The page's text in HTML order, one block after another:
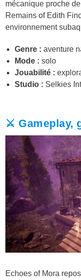
mécanique proche
Remains of Edith
environnement
Genre : aventure
Mode : solo
Jouabilité :
Studio : Selkies
⚔️ Gameplay,
Echoes of Mora